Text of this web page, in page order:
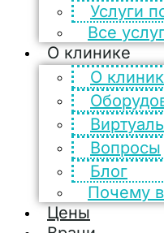
Услуги
Все
О клинике
О
Вопросы
Блог
Почему
Цены